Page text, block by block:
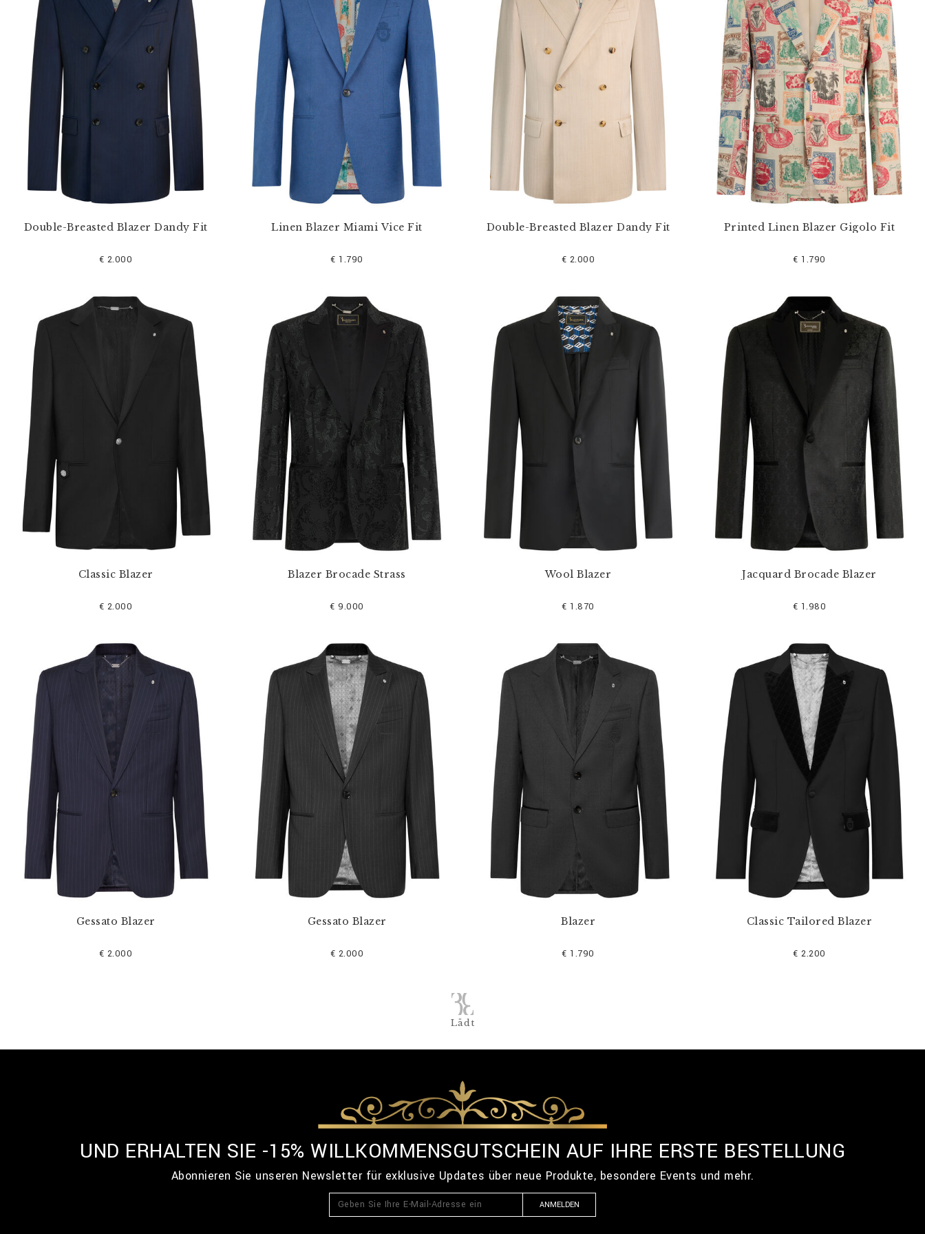
Double-Breasted Blazer Dandy Fit
€ 2.000
Linen Blazer Miami Vice Fit
€ 1.790
Double-Breasted Blazer Dandy Fit
€ 2.000
Printed Linen Blazer Gigolo Fit
€ 1.790
Classic Blazer
€ 2.000
Blazer Brocade Strass
€ 9.000
Wool Blazer
€ 1.870
Jacquard Brocade Blazer
€ 1.980
Gessato Blazer
€ 2.000
Gessato Blazer
€ 2.000
Blazer
€ 1.790
Classic Tailored Blazer
€ 2.200
Lädt
UND ERHALTEN SIE -15% WILLKOMMENSGUTSCHEIN AUF IHRE ERSTE BESTELLUNG
Abonnieren Sie unseren Newsletter für exklusive Updates über neue Produkte, besondere Events und mehr.
ANMELDEN